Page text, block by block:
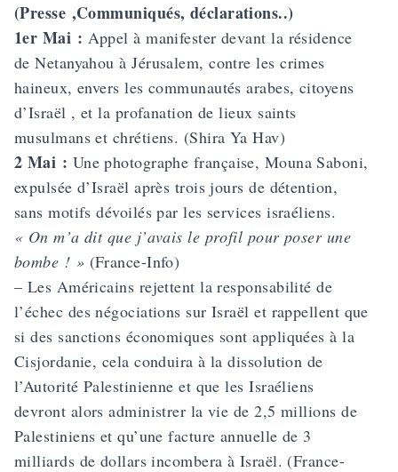
(Presse ,Communiqués, déclarations..)
1er Mai : Appel à manifester devant la résidence
de Netanyahou à Jérusalem, contre les crimes
haineux, envers les communautés arabes, citoyens
d’Israël , et la profanation de lieux saints
musulmans et chrétiens. (Shira Ya Hav)
2 Mai : Une photographe française, Mouna Saboni,
expulsée d’Israël après trois jours de détention,
sans motifs dévoilés par les services israéliens.
« On m’a dit que j’avais le profil pour poser une
bombe ! » (France-Info)
– Les Américains rejettent la responsabilité de
l’échec des négociations sur Israël et rappellent que
si des sanctions économiques sont appliquées à la
Cisjordanie, cela conduira à la dissolution de
l’Autorité Palestinienne et que les Israéliens
devront alors administrer la vie de 2,5 millions de
Palestiniens et qu’une facture annuelle de 3
milliards de dollars incombera à Israël. (France-